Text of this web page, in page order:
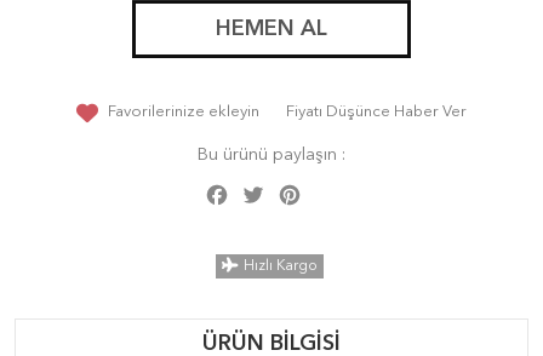
HEMEN AL
Favorilerinize ekleyin Fiyatı Düşünce Haber Ver
Bu ürünü paylaşın :
Facebook
Twitter
Hızlı Kargo
ÜRÜN BILGISI